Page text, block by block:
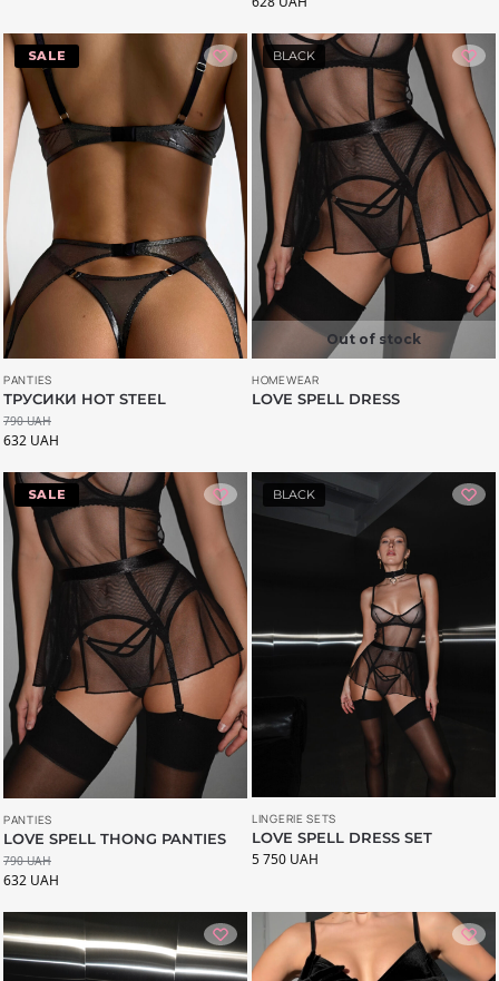
-20%
PANTIES
ТРУСИКИ HOT STEEL
790UAH
632 UAH
BLACK
Out of stock
HOMEWEAR
LOVE SPELL DRESS
-20%
PANTIES
LOVE SPELL THONG PANTIES
790UAH
632 UAH
BLACK
LINGERIE SETS
LOVE SPELL DRESS SET
5 750 UAH